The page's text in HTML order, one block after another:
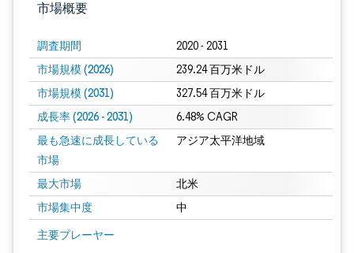
市場概要
調査期間 2020 - 2031
市場規模 (2026) 239.24 百万米ドル
市場規模 (2031) 327.54 百万米ドル
成長率 (2026 - 2031) 6.48% CAGR
最も急速に成長している
市場
アジア太平洋地域
最大市場 北米
市場集中度 中
主要プレーヤー
画像 © Mordor Intelligence。再利用にはCC BY 4.0の表示が必要です。